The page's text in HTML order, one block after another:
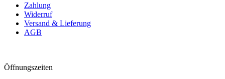
Zahlung
Widerruf
Versand & Lieferung
AGB
Öffnungszeiten